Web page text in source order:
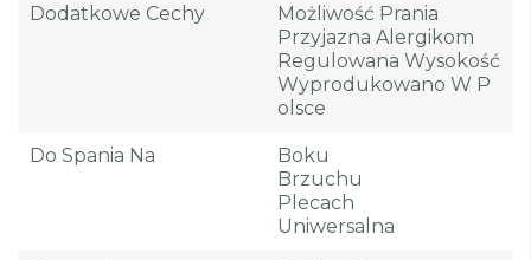
Dodatkowe Cechy
Możliwość Prania
Przyjazna Alergikom
Regulowana Wysokość
Wyprodukowano W P
Olsce
Do Spania Na
Boku
Brzuchu
Plecach
Uniwersalna